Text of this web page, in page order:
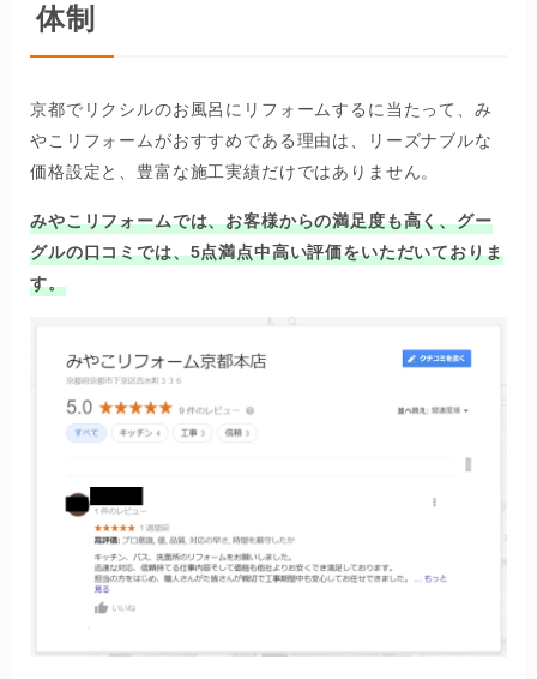
体制
京都でリクシルのお風呂にリフォームするに当たって、み
やこリフォームがおすすめである理由は、リーズナブルな
価格設定と、豊富な施工実績だけではありません。
みやこリフォームでは、お客様からの満足度も高く、グー
グルの口コミでは、5点満点中高い評価をいただいておりま
す。